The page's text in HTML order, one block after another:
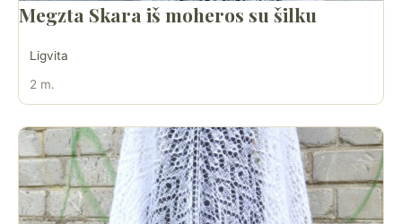
Megzta Skara iš moheros su šilku
Ligvita
2 m.